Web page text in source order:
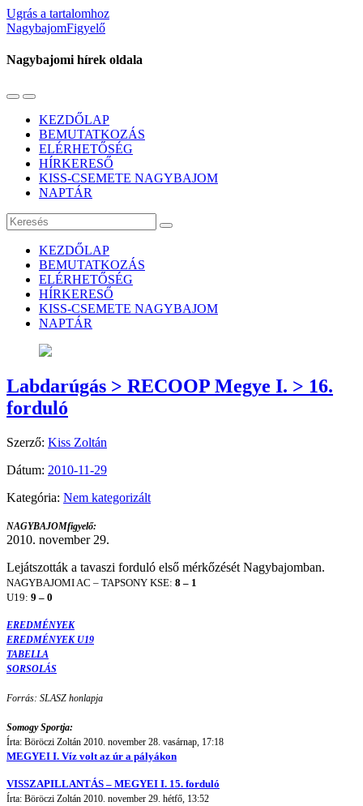
Ugrás a tartalomhoz
NagybajomFigyelő
Nagybajomi hírek oldala
Váltás
mobil
menüre
Használja
keresés
mezőt
KEZDŐLAP
BEMUTATKOZÁS
ELÉRHETŐSÉG
HÍRKERESŐ
KISS-CSEMETE NAGYBAJOM
NAPTÁR
Keresés
KEZDŐLAP
BEMUTATKOZÁS
ELÉRHETŐSÉG
HÍRKERESŐ
KISS-CSEMETE NAGYBAJOM
NAPTÁR
Labdarúgás > RECOOP Megye I. > 16.
forduló
Szerző: Kiss Zoltán
Dátum: 2010-11-29
Kategória: Nem kategorizált
NAGYBAJOMfigyelő:
2010. november 29.
Lejátszották a tavaszi forduló első mérkőzését Nagybajomban.
NAGYBAJOMI AC – TAPSONY KSE: 8 – 1
U19: 9 – 0
EREDMÉNYEK
EREDMÉNYEK U19
TABELLA
SORSOLÁS
Forrás: SLASZ honlapja
Somogy Sportja:
Írta: Böröczi Zoltán 2010. november 28. vasárnap, 17:18
MEGYEI I. Víz volt az úr a pályákon
VISSZAPILLANTÁS – MEGYEI I. 15. forduló
Írta: Böröczi Zoltán 2010. november 29. hétfő, 13:52